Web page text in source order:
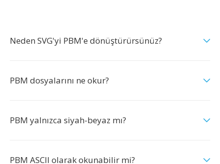
Neden SVG'yi PBM'e dönüştürürsünüz?
PBM dosyalarını ne okur?
PBM yalnızca siyah-beyaz mı?
PBM ASCII olarak okunabilir mi?